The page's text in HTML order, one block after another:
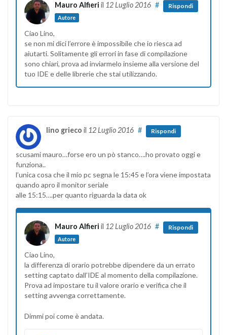
Mauro Alfieri il 12 Luglio 2016
Autore
# Rispondi
Ciao Lino,
se non mi dici l’errore è impossibile che io riesca ad
aiutarti. Solitamente gli errori in fase di compilazione
sono chiari, prova ad inviarmelo insieme alla versione del
tuo IDE e delle librerie che stai utilizzando.
lino grieco il 12 Luglio 2016 # Rispondi
scusami mauro…forse ero un pò stanco….ho provato oggi e
funziona..
l’unica cosa che il mio pc segna le 15:45 e l’ora viene impostata
quando apro il monitor seriale
alle 15:15….per quanto riguarda la data ok
Mauro Alfieri il 12 Luglio 2016
Autore
# Rispondi
Ciao Lino,
la differenza di orario potrebbe dipendere da un errato
setting captato dall’IDE al momento della compilazione.
Prova ad impostare tu il valore orario e verifica che il
setting avvenga correttamente.
Dimmi poi come è andata.